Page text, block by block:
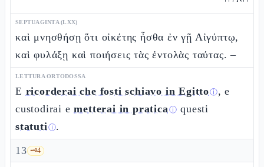
SEPTUAGINTA (LXX)
καὶ μνησθήσῃ ὅτι οἰκέτης ἦσθα ἐν γῇ Αἰγύπτῳ,
καὶ φυλάξῃ καὶ ποιήσεις τὰς ἐντολὰς ταύτας. –
LETTURA ORTODOSSA
E ricorderai che fosti schiavo in Egittoⓘ, e
custodirai emetterai in praticaⓘ questi
statutiⓘ.
13 🗝️4